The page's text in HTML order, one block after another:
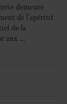
demeure
de l’apéritif
de la
aux ...